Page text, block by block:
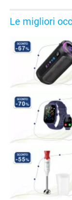
Le migliori